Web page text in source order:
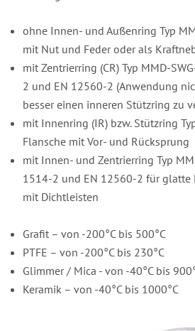
ohne Innen- und Außenring Typ
mit Nut und Feder oder als
mit Zentrierring (CR) Typ MMD-
2 und EN 12560-2 (Anwendung
besser einen inneren Stützring zu
mit Innenring (IR) bzw. Stützring
Flansche mit Vor- und Rücksprung
mit Innen- und Zentrierring Typ
1514-2 und EN 12560-2 für glatte
mit Dichtleisten
Grafit – von -200°C bis 500°C
PTFE – von -200°C bis 230°C
Glimmer / Mica - von -40°C bis
Keramik – von -40°C bis 1000°C